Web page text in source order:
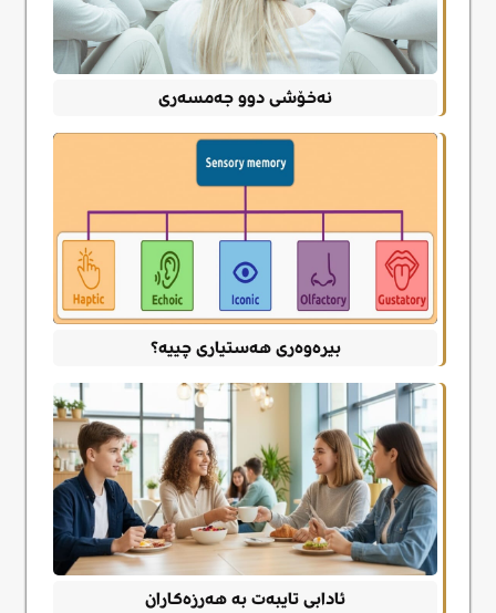
نەخۆشی دوو جەمسەری
بیرەوەری هەستیاری چییە؟
ئادابی تایبەت به هەرزەکاران